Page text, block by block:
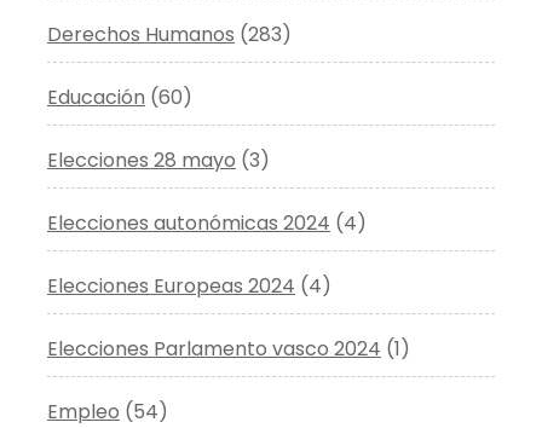
Derechos Humanos (283)
Educación (60)
Elecciones 28 mayo (3)
Elecciones autonómicas 2024 (4)
Elecciones Europeas 2024 (4)
Elecciones Parlamento vasco 2024 (1)
Empleo (54)